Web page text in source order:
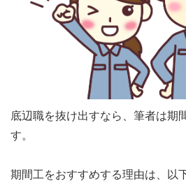
底辺職を抜け出すなら、筆者は期
す。
期間工をおすすめする理由は、以